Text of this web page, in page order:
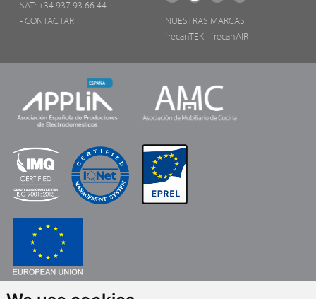
SAT: +34 937 93 66 44
- CONTACTAR
NUESTRAS MARCAS
frecanTEK - frecanAIR
FONDO EUROPEO DE DESARROLLO REGIONAL